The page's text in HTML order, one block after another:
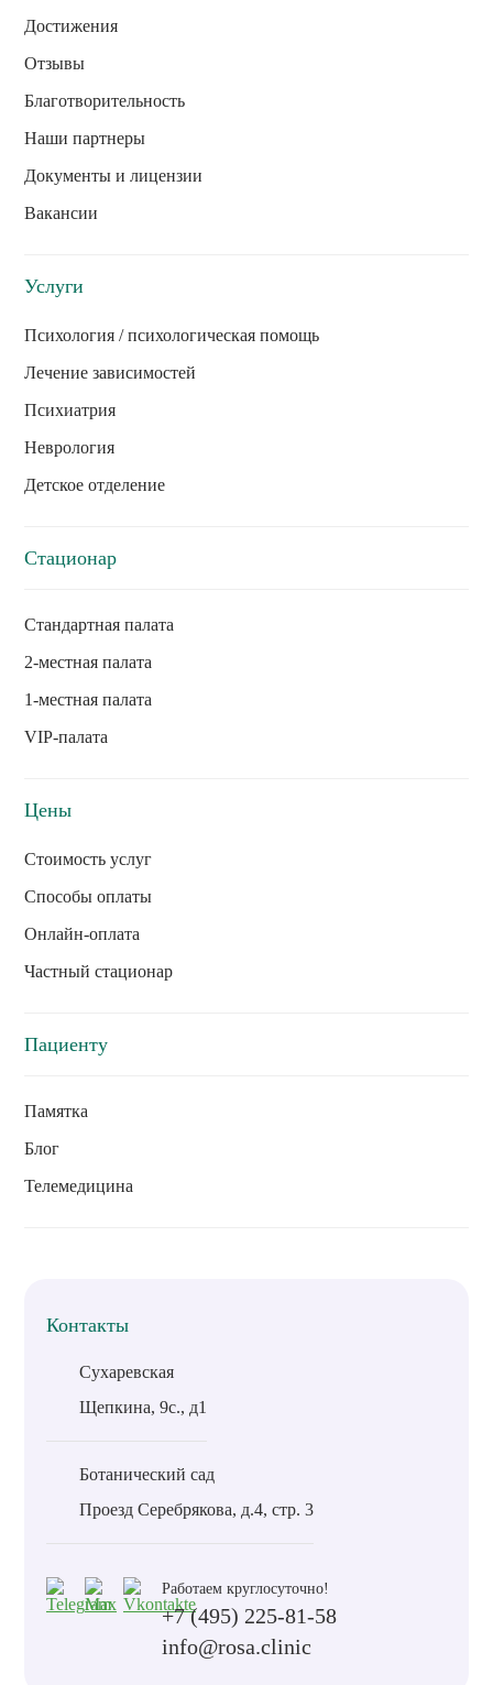
Достижения
Отзывы
Благотворительность
Наши партнеры
Документы и лицензии
Вакансии
Услуги
Психология / психологическая помощь
Лечение зависимостей
Психиатрия
Неврология
Детское отделение
Стационар
Стандартная палата
2-местная палата
1-местная палата
VIP-палата
Цены
Стоимость услуг
Способы оплаты
Онлайн-оплата
Частный стационар
Пациенту
Памятка
Блог
Телемедицина
Контакты
Сухаревская
Щепкина, 9с., д1
Ботанический сад
Проезд Серебрякова, д.4, стр. 3
Работаем круглосуточно!
+7 (495) 225-81-58
info@rosa.clinic